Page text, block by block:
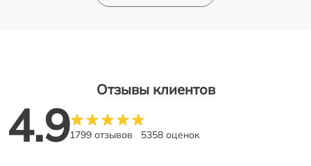
Отзывы клиентов
4.91799 отзывов 5358 оценок